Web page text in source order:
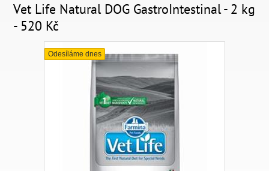
Vet Life Natural DOG GastroIntestinal - 2 kg
- 520 Kč
Odesíláme dnes